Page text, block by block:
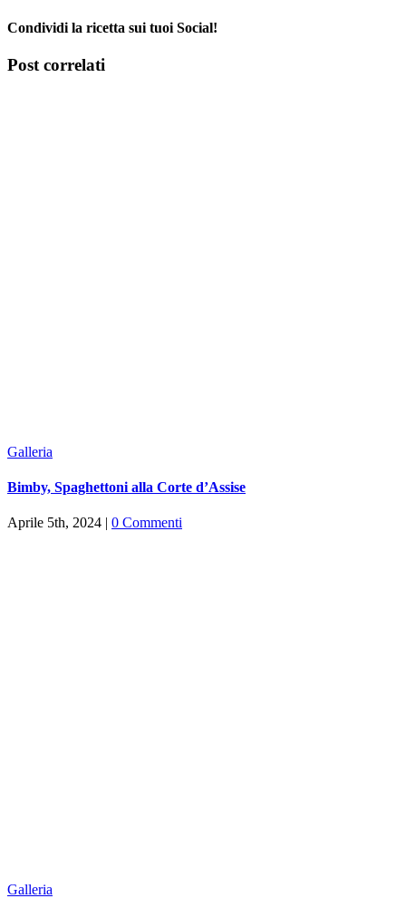
Condividi la ricetta sui tuoi Social!
Facebook
X
Tumblr
Pinterest
Post correlati
Galleria
Bimby, Spaghettoni alla Corte d’Assise
Aprile 5th, 2024 0 Commenti
Galleria